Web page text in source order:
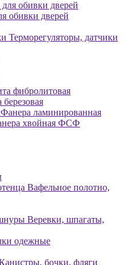
обивки дверей
Терморегуляторы, датчики
фибролитовая
Фанера ламинированная
хвойная ФСФ
Вафельное полотно,
Веревки, шпагаты,
одежные
бочки, фляги